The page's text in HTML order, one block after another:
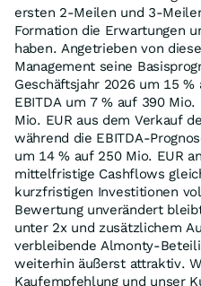
ersten 2-Meilen und 3-
Formation die Erwartungen
haben. Angetrieben von
Management seine
Geschäftsjahr 2026 um 15
EBITDA um 7 % auf 390
Mio. EUR aus dem Verkauf
während die EBITDA-
um 14 % auf 250 Mio. EUR
mittelfristige Cashflows
kurzfristigen Investitionen
Bewertung unverändert
unter 2x und zusätzlichem
verbleibende Almonty-
weiterhin äußerst attraktiv.
Kaufempfehlung und unser